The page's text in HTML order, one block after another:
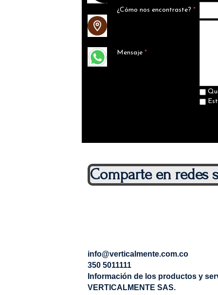
info@verticalmente.com.co
350 5011111
Información de los productos y
VERTICALMENTE SAS.
Comparte en redes
¿Cómo nos encontraste? *
Mensaje *